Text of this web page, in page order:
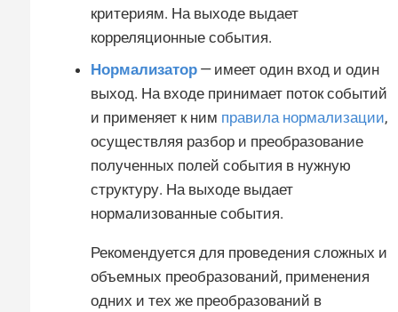
критериям. На выходе выдает
корреляционные события.
Нормализатор — имеет один вход и один
выход. На входе принимает поток событий
и применяет к ним правила нормализации,
осуществляя разбор и преобразование
полученных полей события в нужную
структуру. На выходе выдает
нормализованные события.
Рекомендуется для проведения сложных и
объемных преобразований, применения
одних и тех же преобразований в